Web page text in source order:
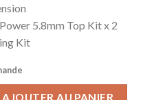
5.8mm Top Kit x 2
Kit
AJOUTER AU PANIER